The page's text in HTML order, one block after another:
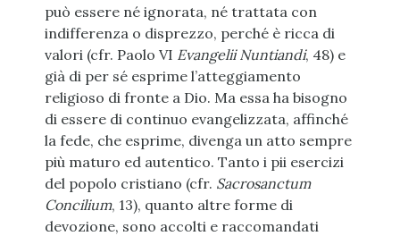
può essere né ignorata, né trattata con
indifferenza o disprezzo, perché è ricca di
valori (cfr. Paolo VI Evangelii Nuntiandi, 48) e
già di per sé esprime l’atteggiamento
religioso di fronte a Dio. Ma essa ha bisogno
di essere di continuo evangelizzata, affinché
la fede, che esprime, divenga un atto sempre
più maturo ed autentico. Tanto i pii esercizi
del popolo cristiano (cfr. Sacrosanctum
Concilium, 13), quanto altre forme di
devozione, sono accolti e raccomandati